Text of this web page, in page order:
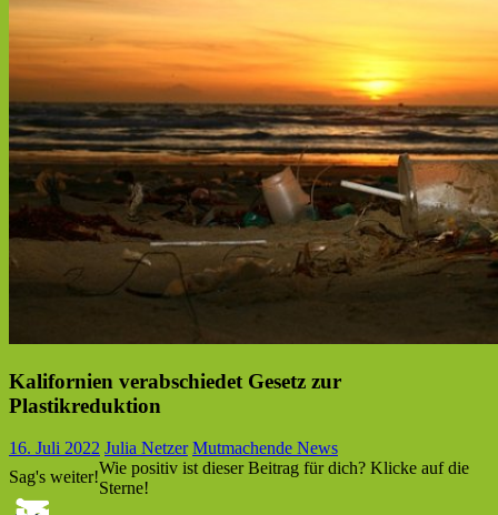
Kalifornien verabschiedet Gesetz zur
Plastikreduktion
16. Juli 2022 Julia Netzer Mutmachende News
Sag's weiter!Wie positiv ist dieser Beitrag für dich? Klicke auf die
Sterne!